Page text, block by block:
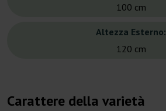
100 cm
Altezza Esterno:
120 cm
Carattere della varietà